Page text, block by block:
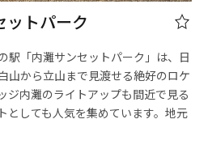
トパーク
駅「内灘サンセットパーク」は、日
山から立山まで見渡せる絶好のロケ
ジ内灘のライトアップも間近で見る
としても人気を集めています。地元